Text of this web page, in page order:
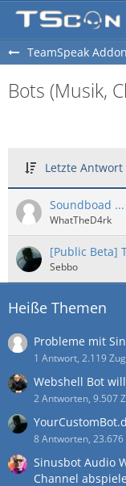
TeamSpeak
Bots (Musik,
Letzte Antwort
Soundboad ...
WhatTheD4rk
[Public Beta]
Sebbo
Heiße Themen
Probleme mit
1 Antwort, 2.119
Webshell Bot
2 Antworten, 9.507
8 Antworten,
Sinusbot Audio
Channel